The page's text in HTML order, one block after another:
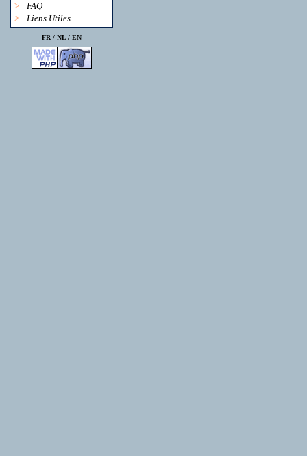
>
FAQ
>
Liens Utiles
FR / NL/ EN